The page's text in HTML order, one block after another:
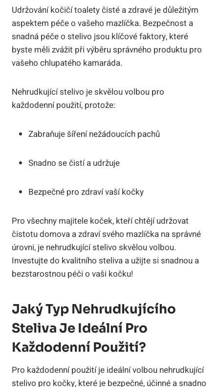
Udržování kočičí toalety čisté a zdravé je důležitým
aspektem péče o vašeho mazlíčka. Bezpečnost a
snadná péče o stelivo jsou klíčové faktory, které
byste měli zvážit při výběru správného produktu pro
vašeho chlupatého kamaráda.
Nehrudkující stelivo je skvělou volbou pro
každodenní použití, protože:
Zabraňuje šíření nežádoucích pachů
Snadno se čistí a udržuje
Bezpečné pro zdraví vaší kočky
Pro všechny majitele koček, kteří chtějí udržovat
čistotu domova a zdraví svého mazlíčka na správné
úrovni, je nehrudkující stelivo skvělou volbou.
Investujte do kvalitního steliva a užijte si snadnou a
bezstarostnou péči o vaši kočku!
Jaký Typ Nehrudkujícího
Steliva Je Ideální Pro
Každodenní Použití?
Pro každodenní použití je ideální volbou nehrudkující
stelivo pro kočky, které je bezpečné, účinné a snadno